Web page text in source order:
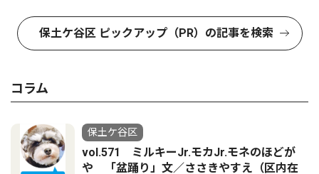
保土ケ谷区 ピックアップ（PR）の記事を検索
コラム
保土ケ谷区
vol.571 ミルキーJr.モカJr.モネのほどが
や 「盆踊り」文／ささきやすえ（区内在